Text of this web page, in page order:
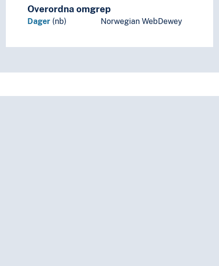
Overordna omgrep
Dager (nb) Norwegian WebDewey